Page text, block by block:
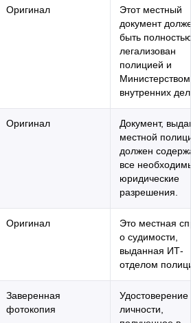
Оригинал
Этот местный
документ
быть
легализован
полицией и
Министерством
внутренних
Оригинал
Документ,
местной
должен
все
юридические
разрешения.
Оригинал
Это местная
о судимости,
выданная ИТ-
отделом
Заверенная
фотокопия
Удостоверение
личности,